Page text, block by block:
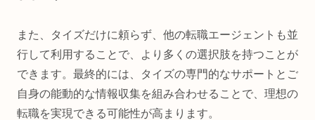
また、タイズだけに頼らず、他の転職エージェントも並
行して利用することで、より多くの選択肢を持つことが
できます。最終的には、タイズの専門的なサポートとご
自身の能動的な情報収集を組み合わせることで、理想の
転職を実現できる可能性が高まります。